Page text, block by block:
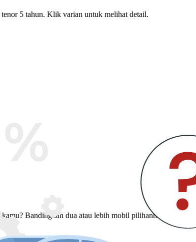
5 tahun. Klik varian untuk melihat detail.
Bandingkan dua atau lebih mobil pilihanmu.